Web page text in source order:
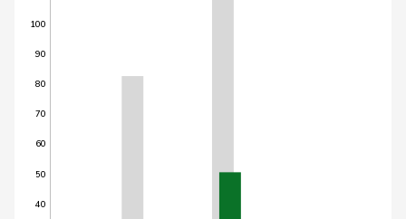
40
50
60
70
80
90
100